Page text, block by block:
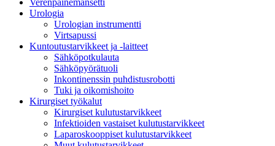
Urologia
Urologian instrumentti
Virtsapussi
Kuntoutustarvikkeet ja -laitteet
Sähköpotkulauta
Sähköpyörätuoli
Inkontinenssin puhdistusrobotti
Tuki ja oikomishoito
Kirurgiset työkalut
Kirurgiset kulutustarvikkeet
Infektioiden vastaiset kulutustarvikkeet
Laparoskooppiset kulutustarvikkeet